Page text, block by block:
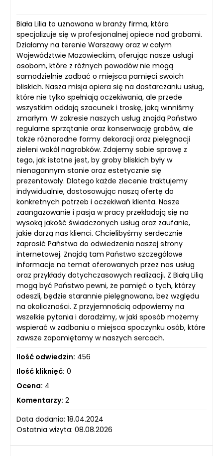
Biała Lilia to uznawana w branży firma, która
specjalizuje się w profesjonalnej opiece nad grobami.
Działamy na terenie Warszawy oraz w całym
Województwie Mazowieckim, oferując nasze usługi
osobom, które z różnych powodów nie mogą
samodzielnie zadbać o miejsca pamięci swoich
bliskich. Nasza misja opiera się na dostarczaniu usług,
które nie tylko spełniają oczekiwania, ale przede
wszystkim oddają szacunek i troskę, jaką winniśmy
zmarłym. W zakresie naszych usług znajdą Państwo
regularne sprzątanie oraz konserwację grobów, ale
także różnorodne formy dekoracji oraz pielęgnacji
zieleni wokół nagrobków. Zdajemy sobie sprawę z
tego, jak istotne jest, by groby bliskich były w
nienagannym stanie oraz estetycznie się
prezentowały. Dlatego każde zlecenie traktujemy
indywidualnie, dostosowując naszą ofertę do
konkretnych potrzeb i oczekiwań klienta. Nasze
zaangażowanie i pasja w pracy przekładają się na
wysoką jakość świadczonych usług oraz zaufanie,
jakie darzą nas klienci. Chcielibyśmy serdecznie
zaprosić Państwa do odwiedzenia naszej strony
internetowej. Znajdą tam Państwo szczegółowe
informacje na temat oferowanych przez nas usług
oraz przykłady dotychczasowych realizacji. Z Białą Lilią
mogą być Państwo pewni, że pamięć o tych, którzy
odeszli, będzie starannie pielęgnowana, bez względu
na okoliczności. Z przyjemnością odpowiemy na
wszelkie pytania i doradzimy, w jaki sposób możemy
wspierać w zadbaniu o miejsca spoczynku osób, które
zawsze zapamiętamy w naszych sercach.
Ilość odwiedzin: 456
Ilość kliknięć: 0
Ocena: 4
Komentarzy: 2
Data dodania: 18.04.2024
Ostatnia wizyta: 08.08.2026